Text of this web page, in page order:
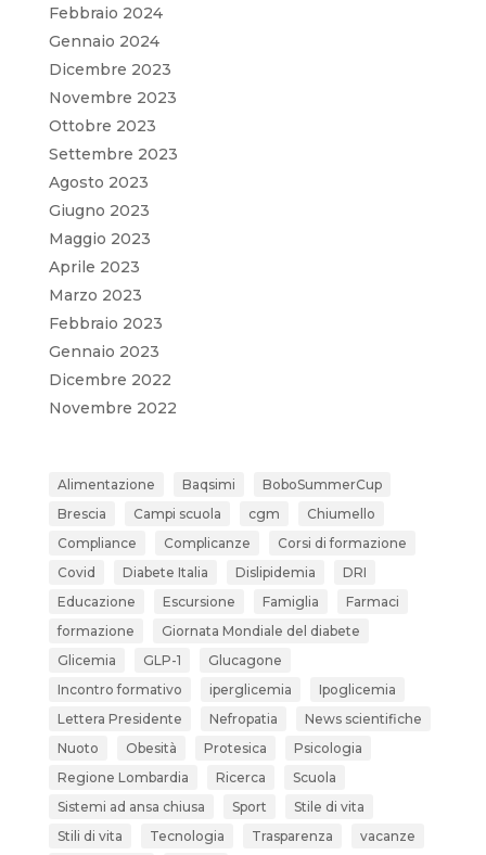
Febbraio 2024
Gennaio 2024
Dicembre 2023
Novembre 2023
Ottobre 2023
Settembre 2023
Agosto 2023
Giugno 2023
Maggio 2023
Aprile 2023
Marzo 2023
Febbraio 2023
Gennaio 2023
Dicembre 2022
Novembre 2022
Alimentazione Baqsimi
BoboSummerCup
Brescia
Campi scuola cgm
Chiumello
Compliance
Complicanze
Corsi di formazione
Covid
Diabete Italia Dislipidemia
DRI
Educazione
Escursione Famiglia
Farmaci
formazione
Giornata Mondiale del diabete
Glicemia
GLP-1
Glucagone
Incontro formativo
iperglicemia
Ipoglicemia
Lettera Presidente
Nefropatia
News scientifiche
Nuoto
Obesità Protesica
Psicologia
Regione Lombardia
Ricerca
Scuola
Sistemi ad ansa chiusa
Sport
Stile di vita
Stili di vita
Tecnologia Trasparenza
vacanze